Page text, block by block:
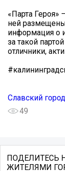
«Парта Героя»
ней
информация о
за такой
отличники,
Славский
49
ПОДЕЛИТЕСЬ
ЖИТЕЛЯМИ